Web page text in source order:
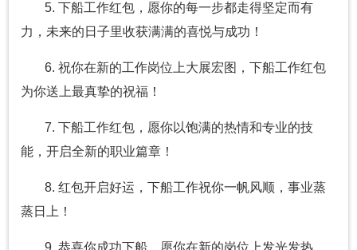
5. 下船工作红包，愿你的每一步都走得坚定而有
力，未来的日子里收获满满的喜悦与成功！
6. 祝你在新的工作岗位上大展宏图，下船工作红包
为你送上最真挚的祝福！
7. 下船工作红包，愿你以饱满的热情和专业的技
能，开启全新的职业篇章！
8. 红包开启好运，下船工作祝你一帆风顺，事业蒸
蒸日上！
9. 恭喜你成功下船，愿你在新的岗位上发光发热，